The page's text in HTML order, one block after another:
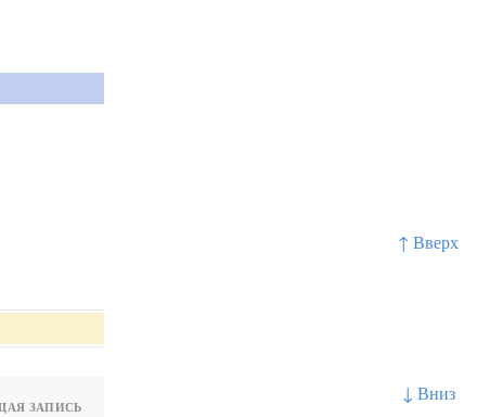
↑ Вверх
↓ Вниз
ЗАПИСЬ